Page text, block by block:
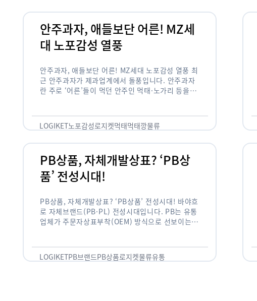
안주과자, 애들보단 어른! MZ세
대 노포감성 열풍
안주과자, 애들보단 어른! MZ세대 노포감성 열풍 최
근 안주과자가 제과업계에서 돌풍입니다. 안주과자
란 주로 ‘어른’들이 먹던 안주인 먹태·노가리 등을
LOGIKET노포감성로지켓먹태먹태깡물류
PB상품, 자체개발상표? ‘PB상
품’ 전성시대!
PB상품, 자체개발상표? ‘PB상품’ 전성시대! 바야흐
로 자체브랜드(PB·PL) 전성시대입니다. PB는 유통
업체가 주문자상표부착(OEM) 방식으로 선보이는
물가 시대와 맞물려 …
LOGIKETPB브랜드PB상품로지켓물류유통